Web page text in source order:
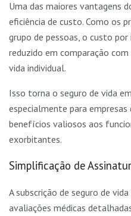
Uma das maiores vantagens
eficiência de custo. Como os
grupo de pessoas, o custo
reduzido em comparação
vida individual.
Isso torna o seguro de vida
especialmente para
benefícios valiosos aos
exorbitantes.
Simplificação de
A subscrição de seguro de
avaliações médicas